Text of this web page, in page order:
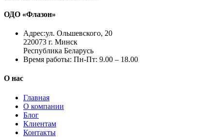
ОДО «Флазон»
Адрес:ул. Ольшевского, 20
220073 г. Минск
Республика Беларусь
Время работы: Пн-Пт: 9.00 – 18.00
О нас
Главная
О компании
Блог
Клиентам
Контакты